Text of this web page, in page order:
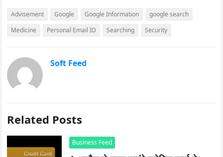
Advisement Google Google Information
google search
Medicine
Personal Email ID Searching Security
Soft Feed
Related Posts
Business Feed